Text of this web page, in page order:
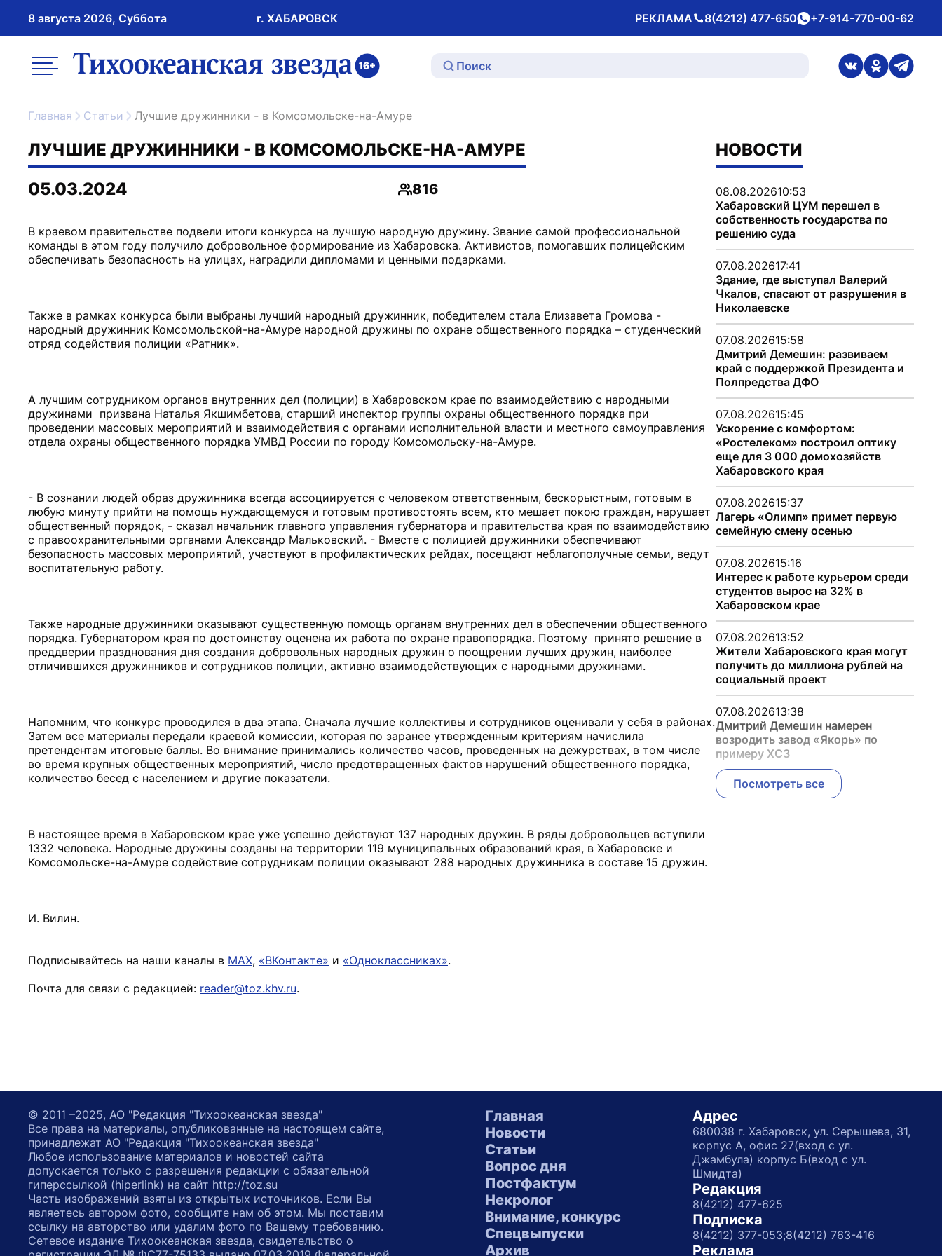
8 августа 2026, Суббота г. ХАБАРОВСК РЕКЛАМА
Телефон 8(4212) 477-650whatsApp
+7-914-770-00-62
меню ссылка на главную
ссылка на
ссылка на
Главная Статьи Лучшие дружинники - в Комсомольске-на-Амуре
ЛУЧШИЕ ДРУЖИННИКИ - В КОМСОМОЛЬСКЕ-НА-АМУРЕ
05.03.2024
Просмотры
816
В краевом правительстве подвели итоги конкурса на лучшую народную дружину. Звание самой профессиональной
команды в этом году получило добровольное формирование из Хабаровска. Активистов, помогавших полицейским
обеспечивать безопасность на улицах, наградили дипломами и ценными подарками.
Также в рамках конкурса были выбраны лучший народный дружинник, победителем стала Елизавета Громова -
народный дружинник Комсомольской-на-Амуре народной дружины по охране общественного порядка – студенческий
отряд содействия полиции «Ратник».
А лучшим сотрудником органов внутренних дел (полиции) в Хабаровском крае по взаимодействию с народными
дружинами призвана Наталья Якшимбетова, старший инспектор группы охраны общественного порядка при
проведении массовых мероприятий и взаимодействия с органами исполнительной власти и местного самоуправления
отдела охраны общественного порядка УМВД России по городу Комсомольску-на-Амуре.
- В сознании людей образ дружинника всегда ассоциируется с человеком ответственным, бескорыстным, готовым в
любую минуту прийти на помощь нуждающемуся и готовым противостоять всем, кто мешает покою граждан, нарушает
общественный порядок, - сказал начальник главного управления губернатора и правительства края по взаимодействию
с правоохранительными органами Александр Мальковский. - Вместе с полицией дружинники обеспечивают
безопасность массовых мероприятий, участвуют в профилактических рейдах, посещают неблагополучные семьи, ведут
воспитательную работу.
Также народные дружинники оказывают существенную помощь органам внутренних дел в обеспечении общественного
порядка. Губернатором края по достоинству оценена их работа по охране правопорядка. Поэтому принято решение в
преддверии празднования дня создания добровольных народных дружин о поощрении лучших дружин, наиболее
отличившихся дружинников и сотрудников полиции, активно взаимодействующих с народными дружинами.
Напомним, что конкурс проводился в два этапа. Сначала лучшие коллективы и сотрудников оценивали у себя в районах.
Затем все материалы передали краевой комиссии, которая по заранее утвержденным критериям начислила
претендентам итоговые баллы. Во внимание принимались количество часов, проведенных на дежурствах, в том числе
во время крупных общественных мероприятий, число предотвращенных фактов нарушений общественного порядка,
количество бесед с населением и другие показатели.
В настоящее время в Хабаровском крае уже успешно действуют 137 народных дружин. В ряды добровольцев вступили
1332 человека. Народные дружины созданы на территории 119 муниципальных образований края, в Хабаровске и
Комсомольске-на-Амуре содействие сотрудникам полиции оказывают 288 народных дружинника в составе 15 дружин.
И. Вилин.
Подписывайтесь на наши каналы в MAX, «ВКонтакте» и «Одноклассниках».
Почта для связи с редакцией: reader@toz.khv.ru.
НОВОСТИ
08.08.202610:53
Хабаровский ЦУМ перешел в
собственность государства по
решению суда
07.08.202617:41
Здание, где выступал Валерий
Чкалов, спасают от разрушения в
Николаевске
07.08.202615:58
Дмитрий Демешин: развиваем
край с поддержкой Президента и
Полпредства ДФО
07.08.202615:45
Ускорение с комфортом:
«Ростелеком» построил оптику
еще для 3 000 домохозяйств
Хабаровского края
07.08.202615:37
Лагерь «Олимп» примет первую
семейную смену осенью
07.08.202615:16
Интерес к работе курьером среди
студентов вырос на 32% в
Хабаровском крае
07.08.202613:52
Жители Хабаровского края могут
получить до миллиона рублей на
социальный проект
07.08.202613:38
Дмитрий Демешин намерен
возродить завод «Якорь» по
примеру ХСЗ
Посмотреть все
Главная
Новости
Статьи
Вопрос дня
Постфактум
Некролог
Внимание, конкурс
Спецвыпуски
Архив
Адрес
680038 г. Хабаровск, ул. Серышева, 31,
корпус А, офис 27(вход с ул.
Джамбула) корпус Б(вход с ул.
Шмидта)
Редакция
8(4212) 477-625
Подписка
8(4212) 377-053;8(4212) 763-416
Реклама
© 2011 –2025, АО "Редакция "Тихоокеанская звезда"
Все права на материалы, опубликованные на настоящем сайте,
принадлежат АО "Редакция "Тихоокеанская звезда"
Любое использование материалов и новостей сайта
допускается только с разрешения редакции с обязательной
гиперссылкой (hiperlink) на сайт http://toz.su
Часть изображений взяты из открытых источников. Если Вы
являетесь автором фото, сообщите нам об этом. Мы поставим
ссылку на авторство или удалим фото по Вашему требованию.
Сетевое издание Тихоокеанская звезда, свидетельство о